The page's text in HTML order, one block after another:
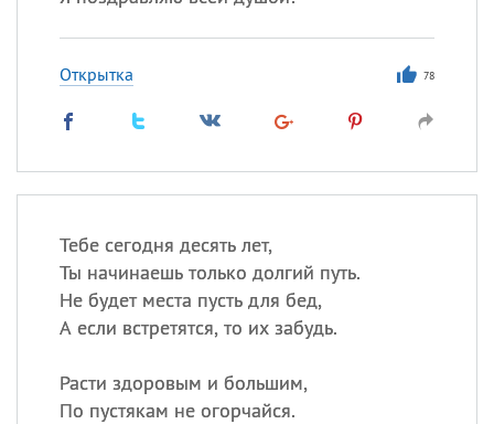
Открытка 78
Тебе сегодня десять лет,
Ты начинаешь только долгий путь.
Не будет места пусть для бед,
А если встретятся, то их забудь.
Расти здоровым и большим,
По пустякам не огорчайся.